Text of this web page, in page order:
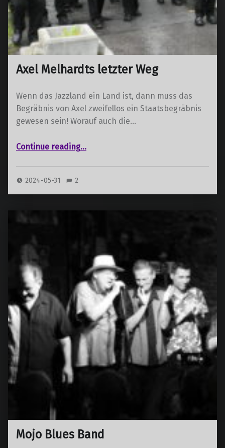
Axel Melhardts letzter Weg
Wenn das Jazzland ein Land ist, dann muss das
Begräbnis von Axel zweifellos ein Staatsbegräbnis
gewesen sein! Worauf auch die…
Continue reading
“Axel Melhardts letzter Weg”
…
2024-05-31 2
Mojo Blues Band